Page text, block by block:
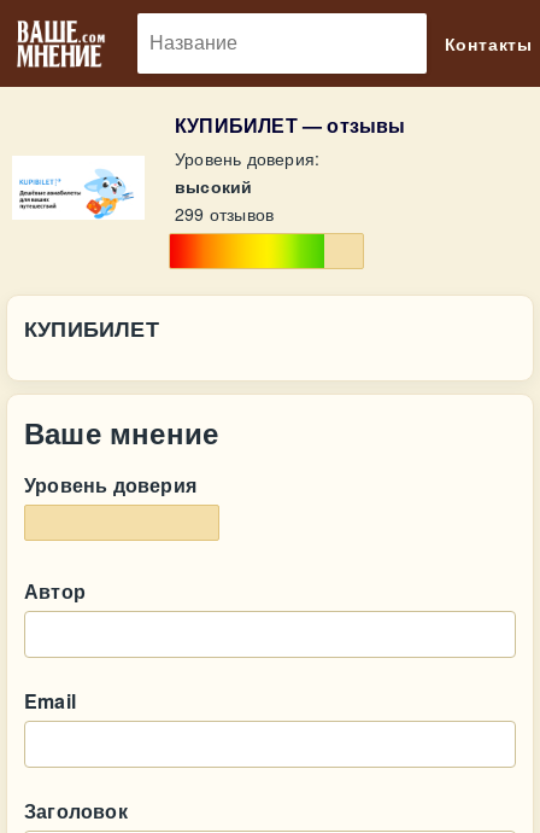
Контакты
КУПИБИЛЕТ — отзывы
Уровень доверия:
высокий
299 отзывов
КУПИБИЛЕТ
Ваше мнение
Уровень доверия
Автор
Email
Заголовок